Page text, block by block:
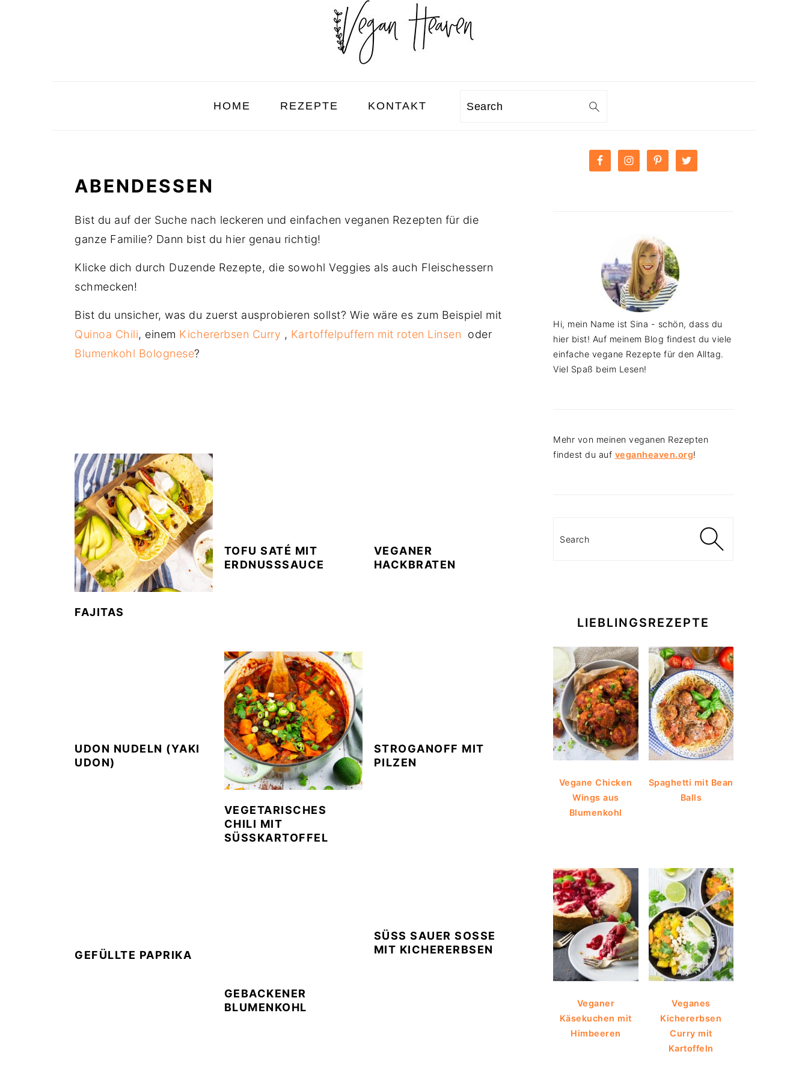
HOME REZEPTE KONTAKT Search
ABENDESSEN
Bist du auf der Suche nach leckeren und einfachen veganen Rezepten für die
ganze Familie? Dann bist du hier genau richtig!
Klicke dich durch Duzende Rezepte, die sowohl Veggies als auch Fleischessern
schmecken!
Bist du unsicher, was du zuerst ausprobieren sollst? Wie wäre es zum Beispiel mit
Quinoa Chili, einem Kichererbsen Curry , Kartoffelpuffern mit roten Linsen
oder
Blumenkohl Bolognese?
FAJITAS
TOFU SATÉ MIT
ERDNUSSSAUCE
VEGANER
HACKBRATEN
UDON NUDELN (YAKI
UDON)
VEGETARISCHES
CHILI MIT
SÜSSKARTOFFEL
STROGANOFF MIT
PILZEN
GEFÜLLTE PAPRIKA
GEBACKENER
BLUMENKOHL
SÜSS SAUER SOSSE MI
T KICHERERBSEN
PRIMARY
SIDEBAR
Hi, mein Name ist Sina - schön, dass du
hier bist! Auf meinem Blog findest du viele
einfache vegane Rezepte für den Alltag.
Viel Spaß beim Lesen!
Mehr von meinen veganen Rezepten
findest du auf veganheaven.org!
LIEBLINGSREZEPTE
Vegane Chicken
Wings aus
Blumenkohl
Spaghetti mit Bean
Balls
Veganer
Käsekuchen mit
Himbeeren
Veganes
Kichererbsen
Curry mit
Kartoffeln